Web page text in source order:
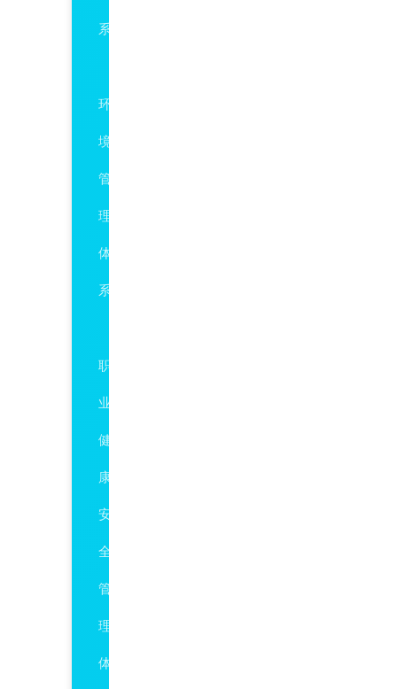
系
环
境
管
理
体
系
职
业
健
康
安
全
管
理
体